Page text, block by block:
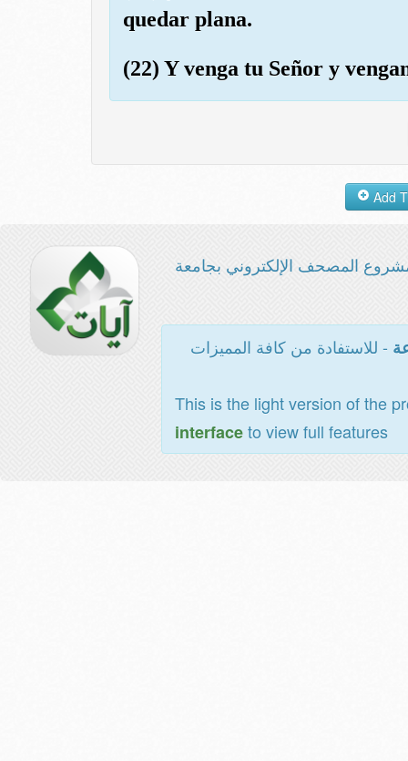
quedar plana.
(22) Y venga tu Señor y
المصحف الإلكتروني بجامعة
- للاستفادة من كافة المميزات
This is the light version of the
interfaceto view full features